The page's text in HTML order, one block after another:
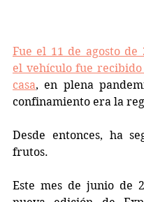
Fue el 11 de agosto de
el vehículo fue recibido
casa, en plena
confinamiento era la
Desde entonces, ha
frutos.
Este mes de junio de